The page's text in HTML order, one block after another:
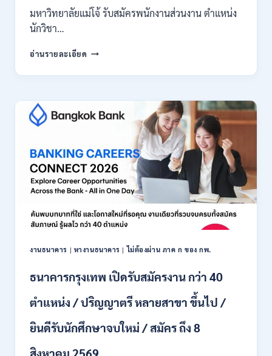
มหาวิทยาลัยแม่โจ้ รับสมัครพนักงานส่วนงาน ตำแหน่ง
นักวิชา…
อ่านรายละเอียด มหาวิทยาลัย
โจ้
เปิด
รับ
สมัคร
ปริญญา
ตรี
ทุก
สาขา
/
ไม่
ต้อง
กพ.
เงิน
18,150
สมัคร
งานธนาคาร | หางานธนาคาร |ไม่ต้องผ่าน ภาค ก ของ กพ.
ธนาคารกรุงเทพ เปิดรับสมัครงาน กว่า 40
ตำแหน่ง / ปริญญาตรี หลายสาขา ขึ้นไป /
ยินดีรับนักศึกษาจบใหม่ / สมัคร ถึง 8
สิงหาคม 2569